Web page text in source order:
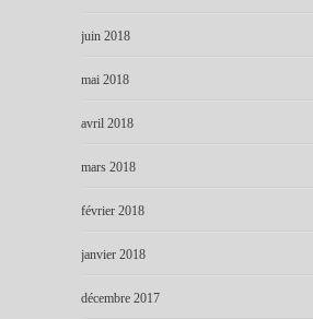
juin 2018
mai 2018
avril 2018
mars 2018
février 2018
janvier 2018
décembre 2017